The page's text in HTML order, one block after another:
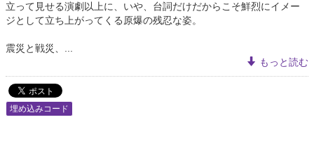
立って見せる演劇以上に、いや、台詞だけだからこそ鮮烈にイメー
ジとして立ち上がってくる原爆の残忍な姿。
震災と戦災、...
もっと読む
埋め込みコード